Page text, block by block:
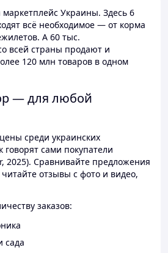
Украины. Здесь 6
всё необходимое — от корма
А 60 тыс.
всей страны продают и
120 млн товаров в одном
— для любой
среди украинских
сами покупатели
2025). Сравнивайте предложения
отзывы с фото и видео,
заказов:
сада